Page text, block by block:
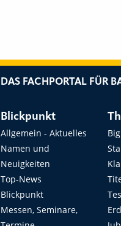
DAS FACHPORTAL FÜR
Blickpunkt
Allgemein - Aktuelles
Namen und
Neuigkeiten
Top-News
Blickpunkt
Messen, Seminare,